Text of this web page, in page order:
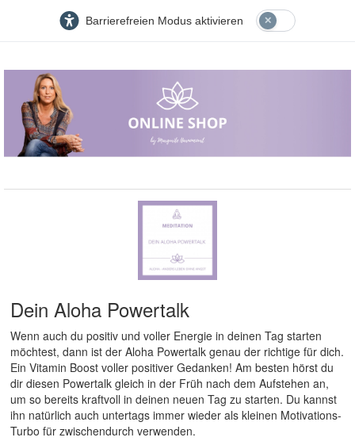
Barrierefreien Modus aktivieren
Dein Aloha Powertalk
Wenn auch du positiv und voller Energie in deinen Tag starten
möchtest, dann ist der Aloha Powertalk genau der richtige für dich.
Ein Vitamin Boost voller positiver Gedanken! Am besten hörst du
dir diesen Powertalk gleich in der Früh nach dem Aufstehen an,
um so bereits kraftvoll in deinen neuen Tag zu starten. Du kannst
ihn natürlich auch untertags immer wieder als kleinen Motivations-
Turbo für zwischendurch verwenden.